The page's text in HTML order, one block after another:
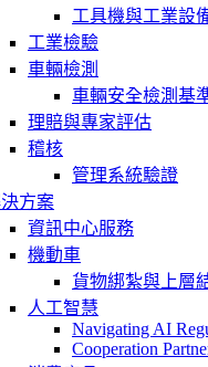
工具機與工業設
工業檢驗
車輛檢測
車輛安全檢測基
理賠與專家評估
稽核
管理系統驗證
方案
資訊中心服務
機動車
貨物綁紮與上層
人工智慧
Navigating AI
Cooperation